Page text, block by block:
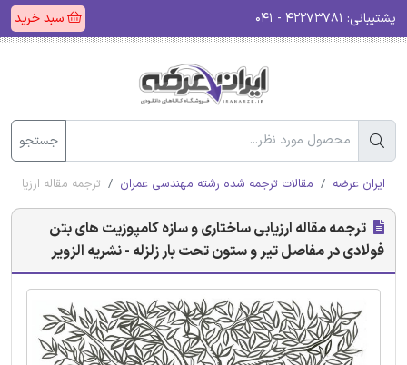
پشتیبانی: سبد خرید
جستجو
ایران عرضه مقالات ترجمه شده رشته مهندسی عمران ترجمه مقاله
ترجمه مقاله ارزیابی ساختاری و سازه کامپوزیت های بتن
فولادی در مفاصل تیر و ستون تحت بار زلزله - نشریه الزویر